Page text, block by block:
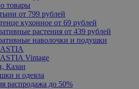
товары
от 799 рублей
кухонное от 69 рублей
растения от 439 рублей
наволочки и подушки
Vintage
Казан
и одеяла
распродажа до 50%